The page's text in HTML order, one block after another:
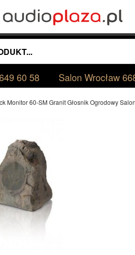
60 58 Salon Wrocław
Monitor 60-SM Granit Głosnik Ogrodowy